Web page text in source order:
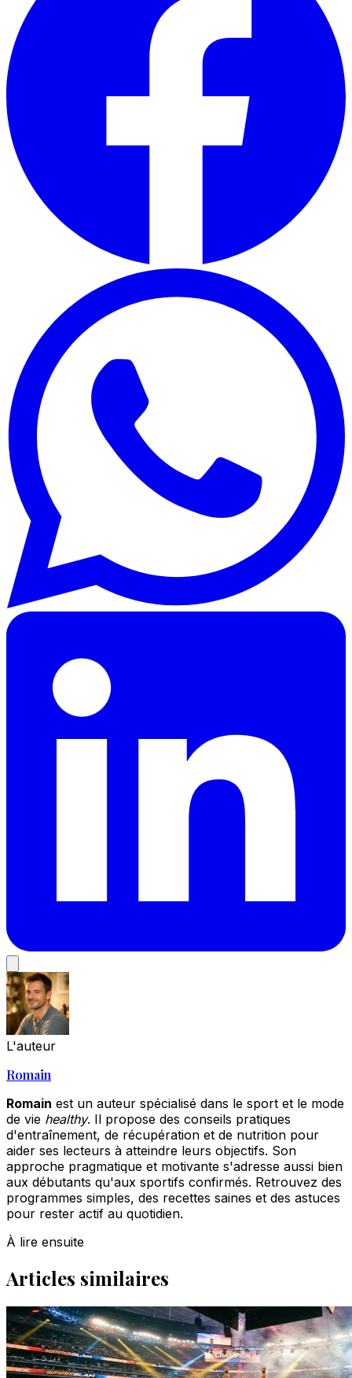
L'auteur
Romain
Romain est un auteur spécialisé dans le sport et le mode
de vie healthy. Il propose des conseils pratiques
d'entraînement, de récupération et de nutrition pour
aider ses lecteurs à atteindre leurs objectifs. Son
approche pragmatique et motivante s'adresse aussi bien
aux débutants qu'aux sportifs confirmés. Retrouvez des
programmes simples, des recettes saines et des astuces
pour rester actif au quotidien.
À lire ensuite
Articles similaires